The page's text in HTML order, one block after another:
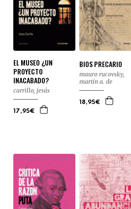
EL MUSEO ¿UN
PROYECTO
INACABADO?
carrillo, jesús
17,95€
BIOS PRECARIO
mauro rucovsky,
martín a. de
18,95€